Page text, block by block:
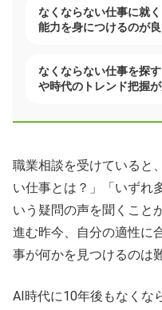
なくならない仕事に就
能力を身につけるのが
なくならない仕事を探
や時代のトレンド把握
職業相談を受けていると
い仕事とは？」「いずれ
いう疑問の声を聞くこと
進む昨今、自分の適性に
事が何かを見つけるのは
AI時代に10年後もなくな